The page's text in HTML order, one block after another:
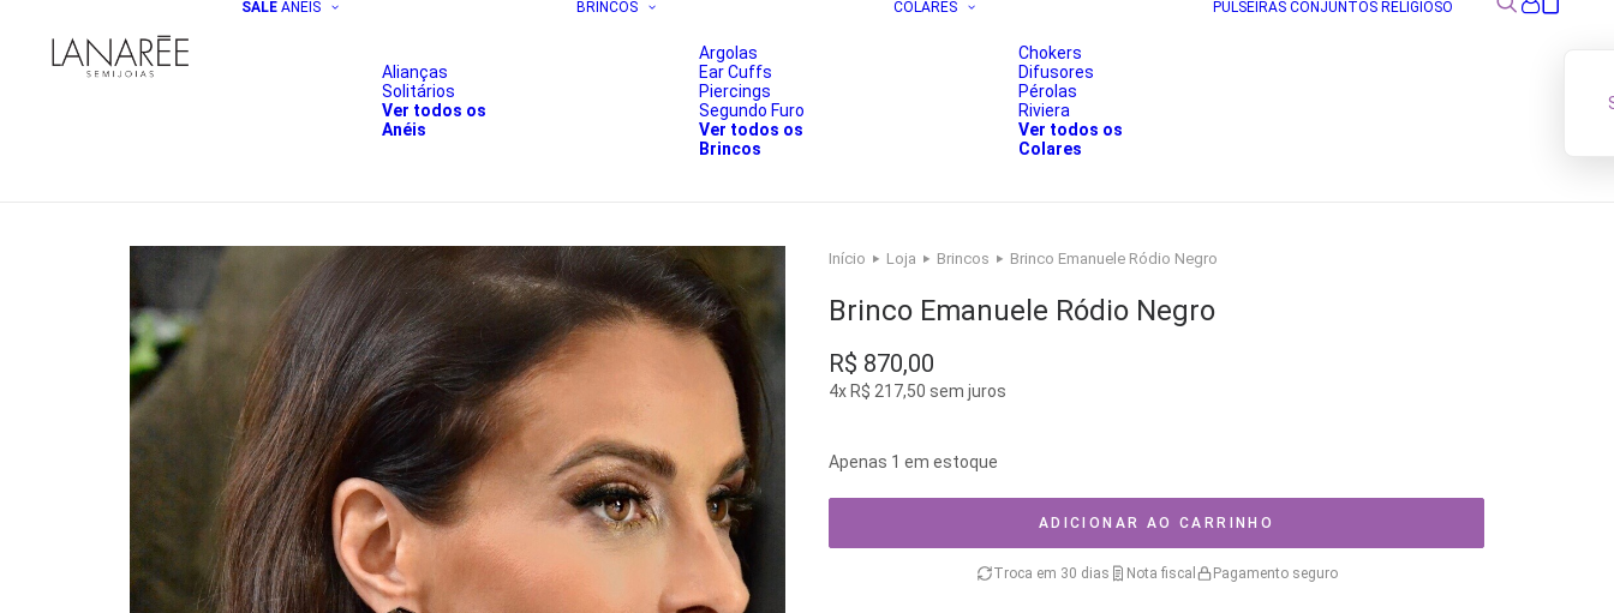
SALE ANÉIS
Alianças
Solitários
Ver todos os
Anéis
BRINCOS
Argolas
Ear Cuffs
Piercings
Segundo Furo
Ver todos os
Brincos
COLARES
Chokers
Difusores
Pérolas
Riviera
Ver todos os
Colares
PULSEIRAS CONJUNTOS RELIGIOSO
Início Loja Brincos Brinco Emanuele Ródio Negro
Brinco Emanuele Ródio Negro
R$ 870,00
4x R$ 217,50 sem juros
Apenas 1 em estoque
ADICIONAR AO CARRINHO
Troca em 30 dias Nota fiscal Pagamento seguro